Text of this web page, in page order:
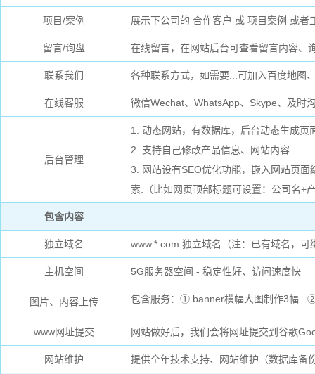
项目/案例 展示下公司的 合作客户 或 项目案例 或者
留言/询盘 在线留言，在网站后台可查看留言内容、
联系我们 各种联系方式，如需要...可加入百度地图
在线客服 微信Wechat、WhatsApp、Skype、及时
后台管理
1. 动态网站，有数据库，后台动态生成页
2. 支持自己修改产品信息、网站内容
3.
网站设有SEO优化功能，嵌入网站页
索.（比如网页顶部标题可设置：公司名+
包含内容
独立域名 www.*.com 独立域名（注：已有域名，可
主机空间 5G服务器空间 - 稳定性好、访问速度快
图片、内容上传 包含服务：① banner横幅大图制作3幅 ②
www网址提交 网站做好后，我们会将网址提交到谷歌
网站维护 提供全年技术支持、网站维护（数据库备